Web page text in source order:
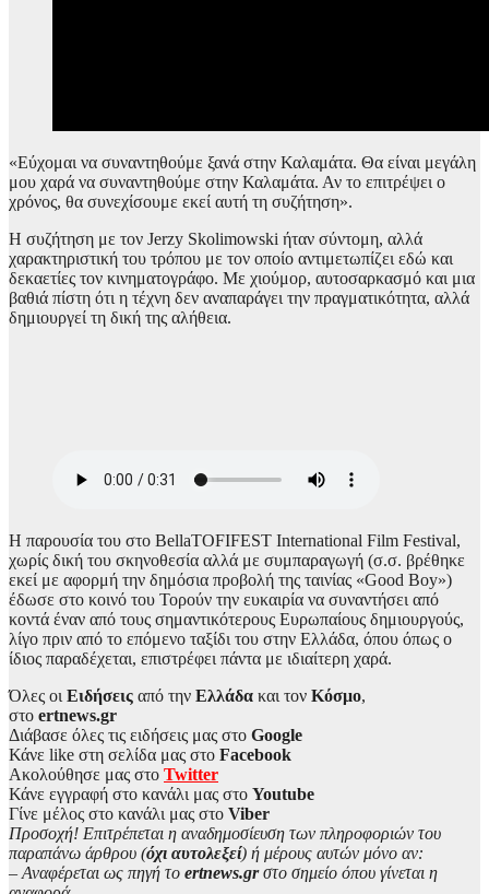
«Εύχομαι να συναντηθούμε ξανά στην Καλαμάτα. Θα είναι μεγάλη
μου χαρά να συναντηθούμε στην Καλαμάτα. Αν το επιτρέψει ο
χρόνος, θα συνεχίσουμε εκεί αυτή τη συζήτηση».
Η συζήτηση με τον Jerzy Skolimowski ήταν σύντομη, αλλά
χαρακτηριστική του τρόπου με τον οποίο αντιμετωπίζει εδώ και
δεκαετίες τον κινηματογράφο. Με χιούμορ, αυτοσαρκασμό και μια
βαθιά πίστη ότι η τέχνη δεν αναπαράγει την πραγματικότητα, αλλά
δημιουργεί τη δική της αλήθεια.
Η παρουσία του στο BellaTOFIFEST International Film Festival,
χωρίς δική του σκηνοθεσία αλλά με συμπαραγωγή (σ.σ. βρέθηκε
εκεί με αφορμή την δημόσια προβολή της ταινίας «Good Boy»)
έδωσε στο κοινό του Τορούν την ευκαιρία να συναντήσει από
κοντά έναν από τους σημαντικότερους Ευρωπαίους δημιουργούς,
λίγο πριν από το επόμενο ταξίδι του στην Ελλάδα, όπου όπως ο
ίδιος παραδέχεται, επιστρέφει πάντα με ιδιαίτερη χαρά.
Όλες οι Ειδήσεις από την Ελλάδα και τον Κόσμο,
στο ertnews.gr
Διάβασε όλες τις ειδήσεις μας στο Google
Κάνε like στη σελίδα μας στο Facebook
Ακολούθησε μας στο Twitter
Κάνε εγγραφή στο κανάλι μας στο Youtube
Γίνε μέλος στο κανάλι μας στο Viber
Προσοχή! Επιτρέπεται η αναδημοσίευση των πληροφοριών του
παραπάνω άρθρου (όχι αυτολεξεί) ή μέρους αυτών μόνο αν:
– Αναφέρεται ως πηγή το ertnews.gr στο σημείο όπου γίνεται η